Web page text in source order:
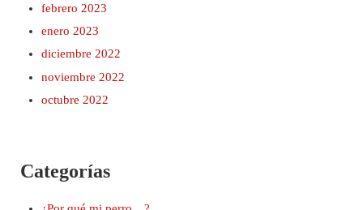
febrero 2023
enero 2023
diciembre 2022
noviembre 2022
octubre 2022
Categorías